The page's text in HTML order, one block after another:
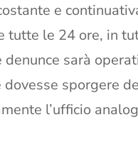
e
tutte le 24 ore, in
sarà
sporgere
l’ufficio